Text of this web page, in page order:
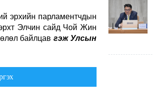
эрхийн парламентчдын
Элчин сайд Чой Жин
байлцав гэж Улсын